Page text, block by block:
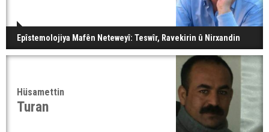
Epîstemolojiya Mafên Neteweyî: Teswîr, Ravekirin û Nirxandin
Hüsamettin
Turan